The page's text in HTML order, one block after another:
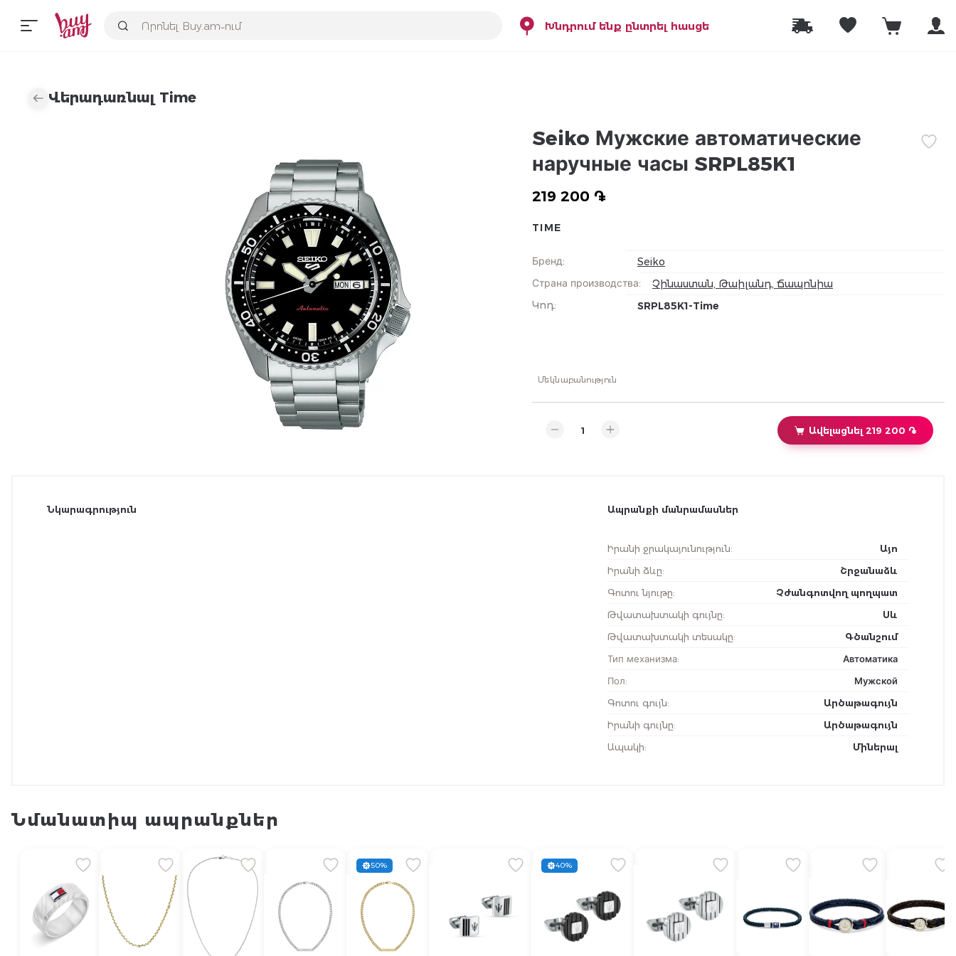
Խնդրում ենք ընտրել հասցե
Վերադառնալ Time
Seiko Мужские автоматические
наручные часы SRPL85K1
219 200 ֏
TIME
Бренд:
Seiko
Страна производства:
Չինաստան, Թաիլանդ, Ճապոնիա
Կոդ: SRPL85K1-Time
Մեկնաբանություն
Ավելացնել 219 200 ֏
Նկարագրություն Ապրանքի մանրամասներ
Իրանի ջրակայունություն:
Այո
Իրանի ձևը:
Շրջանաձև
Գոտու նյութը:
Չժանգոտվող պողպատ
Թվատախտակի գույնը:
Սև
Թվատախտակի տեսակը:
Գծանշում
Тип механизма:
Автоматика
Пол:
Мужской
Գոտու գույն:
Արծաթագույն
Իրանի գույնը:
Արծաթագույն
Ապակի: Միներալ
Նմանատիպ ապրանքներ
50% 40%